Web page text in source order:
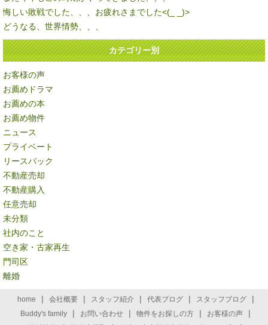
悔しい敗戦でした、、、お疲れさまでした<(_ _)>
どうなる、世界情勢、、、
カテゴリー別
お客様の声
お薦めドラマ
お薦めの本
お薦め物件
ニュース
プライベート
リースバック
不動産売却
不動産購入
任意売却
未分類
社内のこと
空き家・古家再生
門司区
離婚
home | 会社概要 | スタッフ紹介 | 代表ブログ | スタッフブログ |
Buddy's family | お問い合わせ | 物件をお探しの方 | お客様の声 |